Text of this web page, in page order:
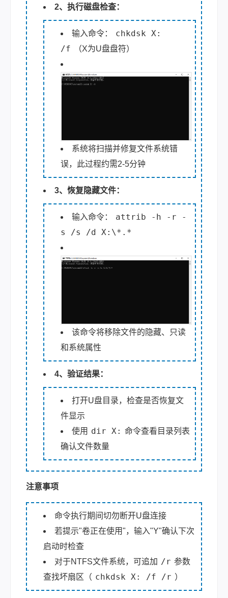
2、执行磁盘检查：
输入命令：
chkdsk X:
/f
（X为U盘盘符）
系统将扫描并修复文件系统错
误，此过程约需2-5分钟
3、恢复隐藏文件：
输入命令：
attrib -h -r -
s /s /d X:\*.*
该命令将移除文件的隐藏、只读
和系统属性
4、验证结果：
打开U盘目录，检查是否恢复文
件显示
使用 dir X: 命令查看目录列表
确认文件数量
注意事项
命令执行期间切勿断开U盘连接
若提示"卷正在使用"，输入"Y"确认下次
启动时检查
对于NTFS文件系统，可追加 /r 参数
查找坏扇区（ chkdsk X: /f /r ）